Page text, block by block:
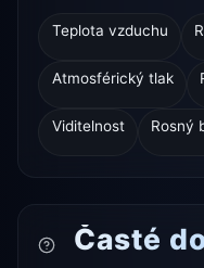
Teplota vzduchu
Atmosférický tlak
Viditelnost Rosný
Časté